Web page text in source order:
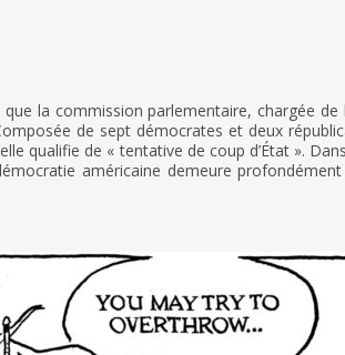
la commission parlementaire, chargée de
de sept démocrates et deux
qualifie de « tentative de coup d’État ».
américaine demeure